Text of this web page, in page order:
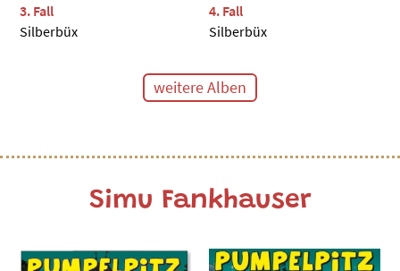
3. Fall
Silberbüx
4. Fall
Silberbüx
weitere Alben
Simu Fankhauser